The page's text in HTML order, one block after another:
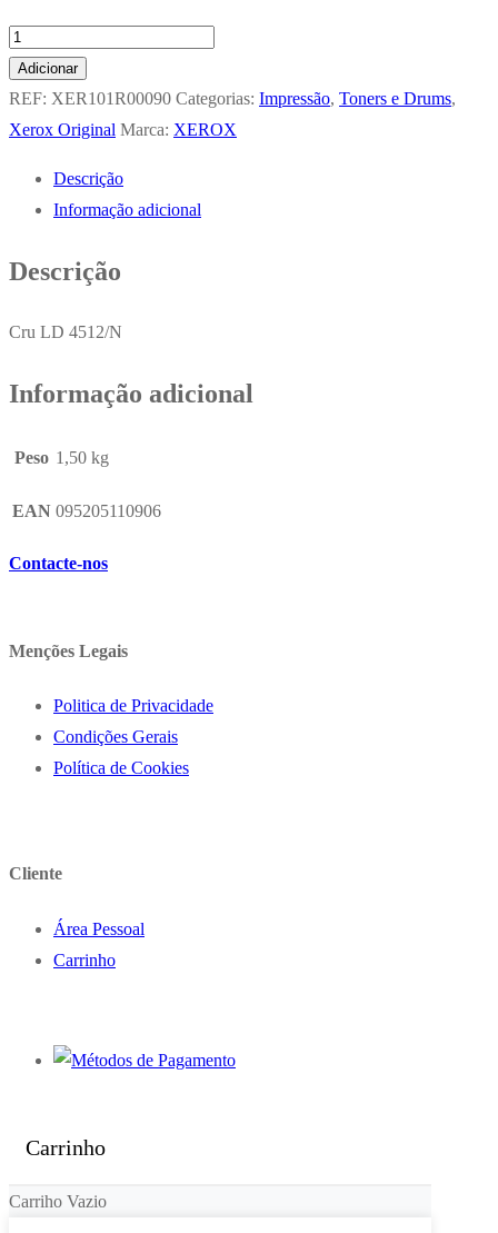
Quantidade
de
Tambor
Xerox
Adicionar
REF: XER101R00090 Categorias: Impressão, Toners e Drums,
Xerox Original Marca: XEROX
Descrição
Informação adicional
Descrição
Cru LD 4512/N
Informação adicional
Peso 1,50 kg
EAN 095205110906
Contacte-nos
Menções Legais
Politica de Privacidade
Condições Gerais
Política de Cookies
Cliente
Área Pessoal
Carrinho
Carrinho
Carriho Vazio